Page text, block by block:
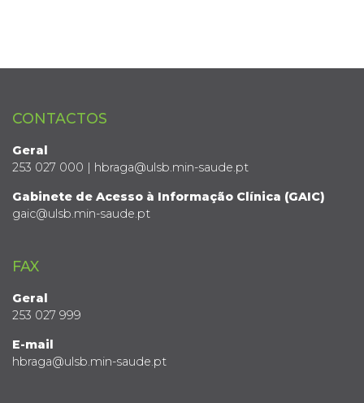
CONTACTOS
Geral
253 027 000 | hbraga@ulsb.min-saude.pt
Gabinete de Acesso à Informação Clínica (GAIC)
gaic@ulsb.min-saude.pt
FAX
Geral
253 027 999
E-mail
hbraga@ulsb.min-saude.pt